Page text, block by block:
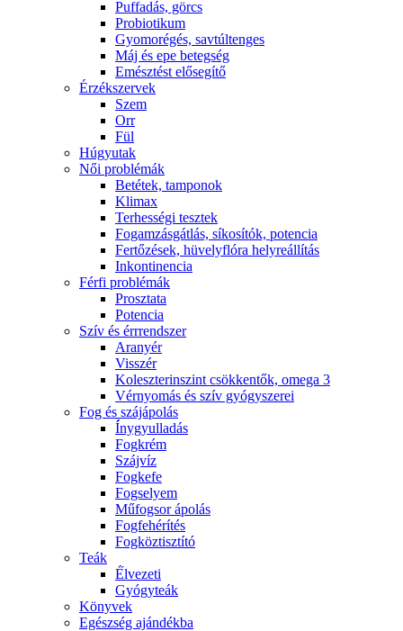
Puffadás, görcs
Probiotikum
Gyomorégés, savtúltenges
Máj és epe betegség
Emésztést elősegítő
Érzékszervek
Szem
Orr
Fül
Húgyutak
Női problémák
Betétek, tamponok
Klimax
Terhességi tesztek
Fogamzásgátlás, síkosítók, potencia
Fertőzések, hüvelyflóra helyreállítás
Inkontinencia
Férfi problémák
Prosztata
Potencia
Szív és érrrendszer
Aranyér
Visszér
Koleszterinszint csökkentők, omega 3
Vérnyomás és szív gyógyszerei
Fog és szájápolás
Í́nygyulladás
Fogkrém
Szájvíz
Fogkefe
Fogselyem
Műfogsor ápolás
Fogfehérítés
Fogköztisztító
Teák
É́lvezeti
Gyógyteák
Könyvek
Egészség ajándékba